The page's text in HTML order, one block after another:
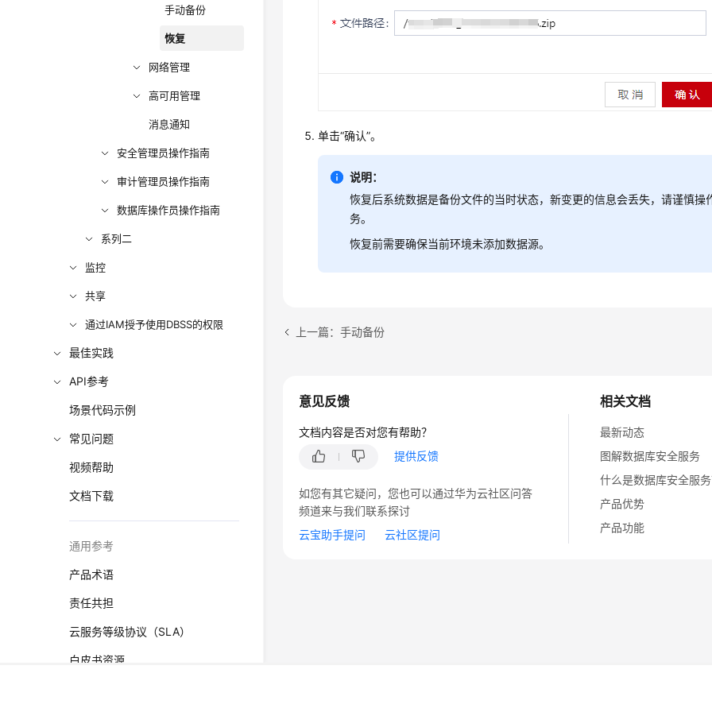
手动备份
恢复
网络管理
高可用管理
消息通知
安全管理员操作指南
审计管理员操作指南
数据库操作员操作指南
系列二
监控
共享
通过IAM授予使用DBSS的权限
最佳实践
API参考
场景代码示例
常见问题
视频帮助
文档下载
通用参考
产品术语
责任共担
云服务等级协议（SLA）
白皮书资源
单击“确认”。
说明：
恢复后系统数据是备份文件的当时状态，新变更的信息会丢失，请谨慎操
务。
恢复前需要确保当前环境未添加数据源。
上一篇：手动备份
相关文档
最新动态
图解数据库安全服务
什么是数据库安全服务
产品优势
产品功能
意见反馈
文档内容是否对您有帮助？
提供反馈
如您有其它疑问，您也可以通过华为云社区问答
频道来与我们联系探讨
云宝助手提问
云社区提问